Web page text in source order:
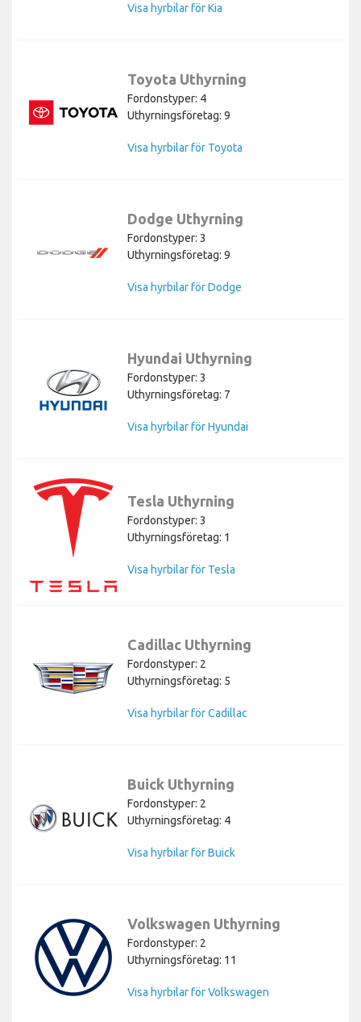
Visa hyrbilar för Kia
Toyota Uthyrning
Fordonstyper: 4
Uthyrningsföretag: 9
Visa hyrbilar för Toyota
Dodge Uthyrning
Fordonstyper: 3
Uthyrningsföretag: 9
Visa hyrbilar för Dodge
Hyundai Uthyrning
Fordonstyper: 3
Uthyrningsföretag: 7
Visa hyrbilar för Hyundai
Tesla Uthyrning
Fordonstyper: 3
Uthyrningsföretag: 1
Visa hyrbilar för Tesla
Cadillac Uthyrning
Fordonstyper: 2
Uthyrningsföretag: 5
Visa hyrbilar för Cadillac
Buick Uthyrning
Fordonstyper: 2
Uthyrningsföretag: 4
Visa hyrbilar för Buick
Volkswagen Uthyrning
Fordonstyper: 2
Uthyrningsföretag: 11
Visa hyrbilar för Volkswagen